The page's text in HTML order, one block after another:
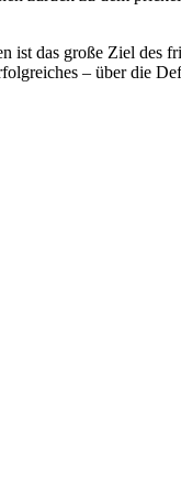
ist das große Ziel
– über die